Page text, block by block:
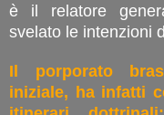
è il relatore
svelato le intenzioni
Il porporato
iniziale, ha infatti